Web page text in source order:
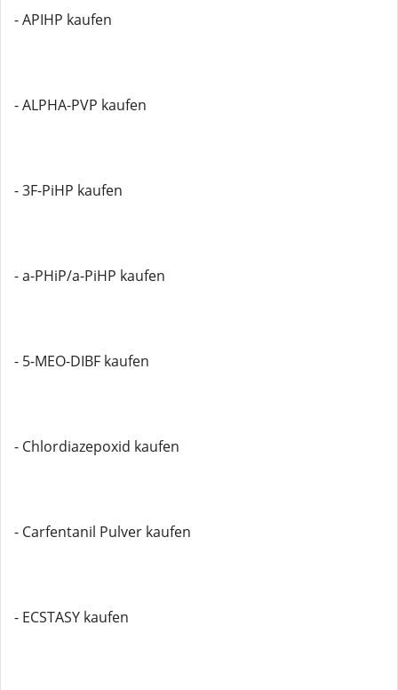
- APIHP kaufen
- ALPHA-PVP kaufen
- 3F-PiHP kaufen
- a-PHiP/a-PiHP kaufen
- 5-MEO-DIBF kaufen
- Chlordiazepoxid kaufen
- Carfentanil Pulver kaufen
- ECSTASY kaufen